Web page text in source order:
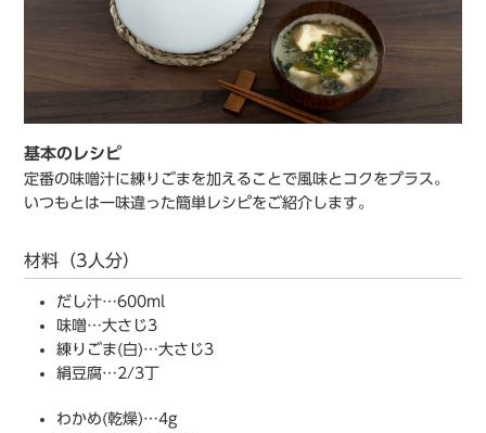
基本のレシピ
定番の味噌汁に練りごまを加えることで風味とコクをプラス。
いつもとは一味違った簡単レシピをご紹介します。
材料（3人分）
だし汁…600ml
味噌…大さじ3
練りごま(白)…大さじ3
絹豆腐…2/3丁
わかめ(乾燥)…4g